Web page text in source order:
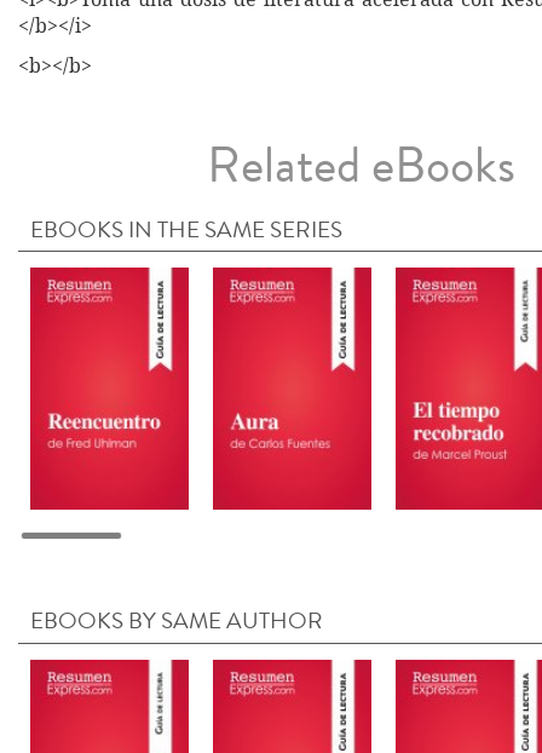
</b></i>
<b></b>
Related eBooks
EBOOKS IN THE SAME SERIES
EBOOKS BY SAME AUTHOR